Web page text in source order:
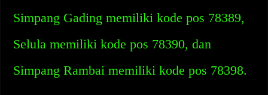
Simpang Gading memiliki kode pos 78389,
Selula memiliki kode pos 78390, dan
Simpang Rambai memiliki kode pos 78398.